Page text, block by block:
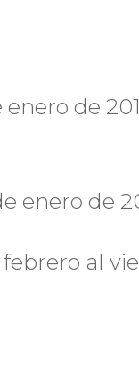
de
enero de
al